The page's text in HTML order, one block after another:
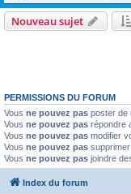
Nouveau sujet
PERMISSIONS DU FORUM
Vous ne pouvez pas poster de
Vous ne pouvez pas répondre
Vous ne pouvez pas modifier
Vous ne pouvez pas
Vous ne pouvez pas joindre
Index du forum